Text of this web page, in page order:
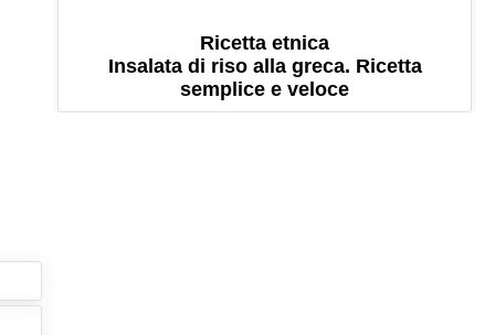
Ricetta etnica
Insalata di riso alla greca. Ricetta
semplice e veloce